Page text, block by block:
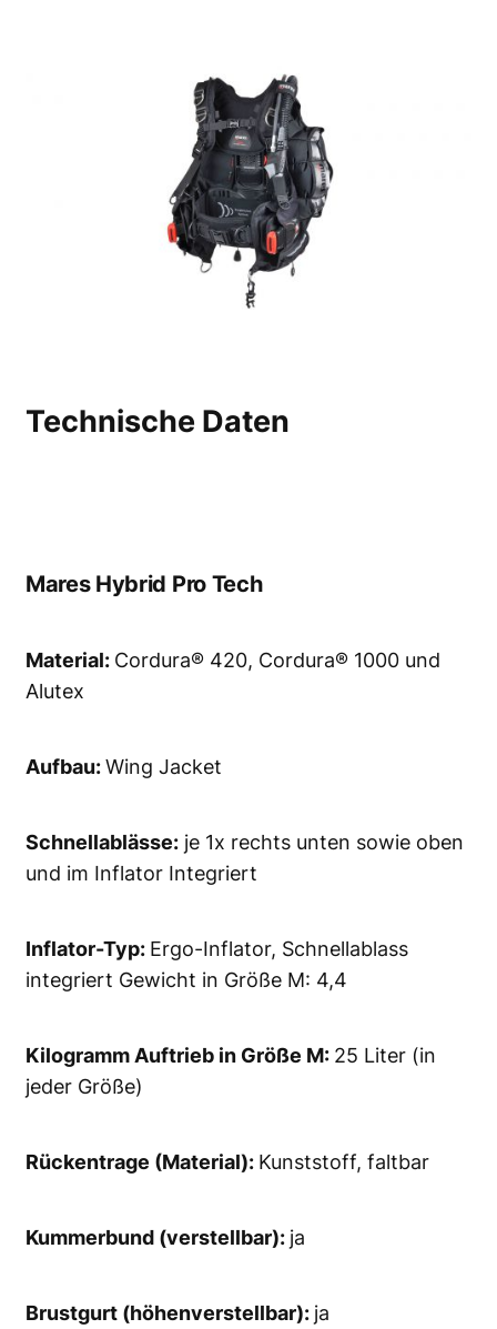
Technische Daten
Mares Hybrid Pro Tech
Material: Cordura® 420, Cordura® 1000 und
Alutex
Aufbau:Wing Jacket
Schnellablässe: je 1x rechts unten sowie oben
und im Inflator Integriert
Inflator-Typ: Ergo-Inflator, Schnellablass
integriert Gewicht in Größe M: 4,4
Kilogramm Auftrieb in Größe M: 25 Liter (in
jeder Größe)
Rückentrage (Material): Kunststoff, faltbar
Kummerbund (verstellbar): ja
Brustgurt (höhenverstellbar): ja